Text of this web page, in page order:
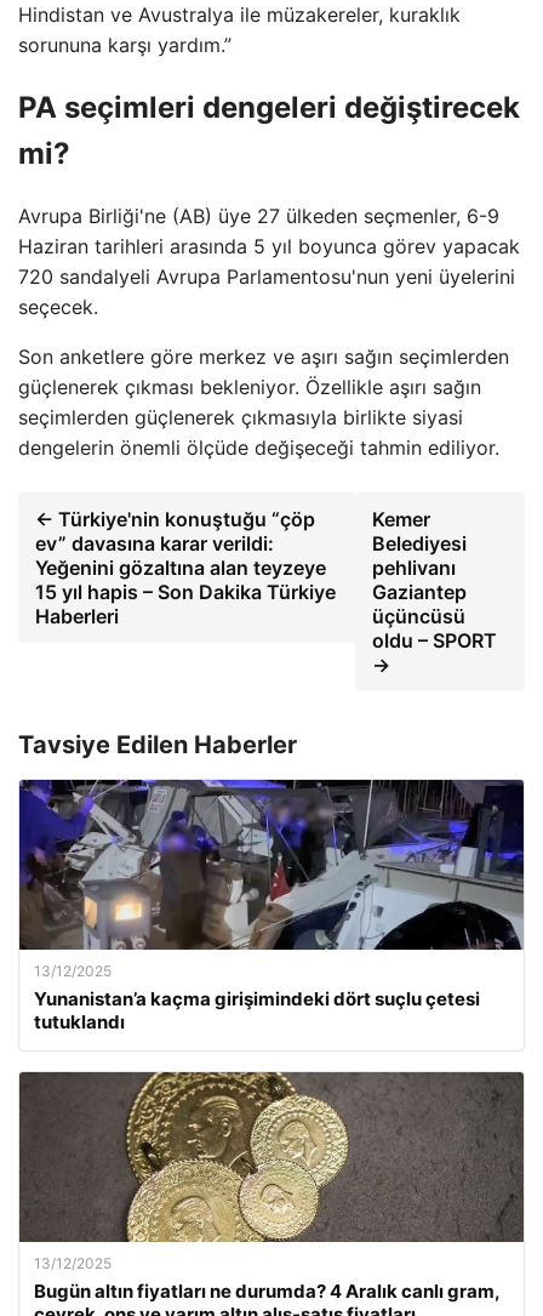
Hindistan ve Avustralya ile müzakereler, kuraklık
sorununa karşı yardım.”
PA seçimleri dengeleri değiştirecek
mi?
Avrupa Birliği'ne (AB) üye 27 ülkeden seçmenler, 6-9
Haziran tarihleri ​​arasında 5 yıl boyunca görev yapacak
720 sandalyeli Avrupa Parlamentosu'nun yeni üyelerini
seçecek.
Son anketlere göre merkez ve aşırı sağın seçimlerden
güçlenerek çıkması bekleniyor. Özellikle aşırı sağın
seçimlerden güçlenerek çıkmasıyla birlikte siyasi
dengelerin önemli ölçüde değişeceği tahmin ediliyor.
← Türkiye'nin konuştuğu “çöp
ev” davasına karar verildi:
Yeğenini gözaltına alan teyzeye
15 yıl hapis – Son Dakika Türkiye
Haberleri
Kemer
Belediyesi
pehlivanı
Gaziantep
üçüncüsü
oldu – SPORT
→
Tavsiye Edilen Haberler
13/12/2025
Yunanistan’a kaçma girişimindeki dört suçlu çetesi
tutuklandı
13/12/2025
Bugün altın fiyatları ne durumda? 4 Aralık canlı gram,